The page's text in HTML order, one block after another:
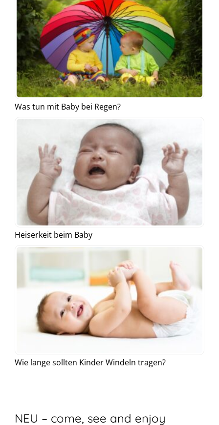
Was tun mit Baby bei Regen?
Heiserkeit beim Baby
Wie lange sollten Kinder Windeln tragen?
NEU – come, see and enjoy